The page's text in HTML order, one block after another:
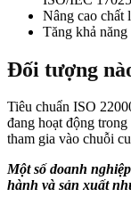
Nâng cao chất
Tăng khả
Đối tượng
Tiêu chuẩn ISO
đang hoạt động
tham gia vào chuỗi
Một số doanh
hành và sản xuất